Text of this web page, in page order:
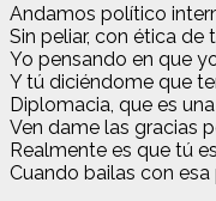
Andamos político
Sin peliar, con ética
Yo pensando en que
Y tú diciéndome que
Diplomacia, que es
Ven dame las gracias
Realmente es que tú
Cuando bailas con